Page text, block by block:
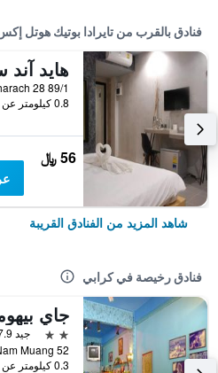
فنادق بالقرب من تايرادا بوتيك هوتل
0.8 كيلومتر عن وسط المدينة
56 ﷼
شاهد المزيد من الفنادق القريبة
فنادق رخيصة في كرابي
جاي
2 نجمتين
جيد 7.9
0.3 كيلومتر عن وسط المدينة